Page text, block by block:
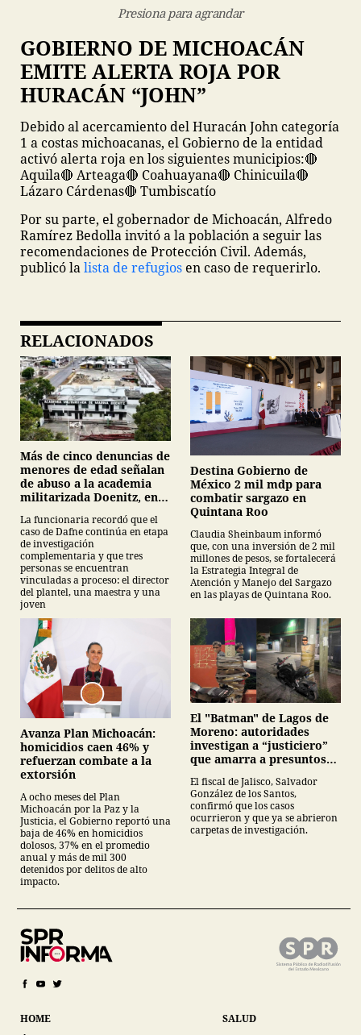
Presiona para agrandar
GOBIERNO DE MICHOACÁN
EMITE ALERTA ROJA POR
HURACÁN “JOHN”
Debido al acercamiento del Huracán John categoría
1 a costas michoacanas, el Gobierno de la entidad
activó alerta roja en los siguientes municipios:🔴
Aquila🔴 Arteaga🔴 Coahuayana🔴 Chinicuila🔴
Lázaro Cárdenas🔴 Tumbiscatío
Por su parte, el gobernador de Michoacán, Alfredo
Ramírez Bedolla invitó a la población a seguir las
recomendaciones de Protección Civil. Además,
publicó lalista de refugios en caso de requerirlo.
RELACIONADOS
Más de cinco denuncias de
menores de edad señalan
de abuso a la academia
militarizada Doenitz, en
La funcionaria recordó que el
caso de Dafne continúa en etapa
de investigación
complementaria y que tres
personas se encuentran
vinculadas a proceso: el director
del plantel, una maestra y una
joven
Destina Gobierno de
México 2 mil mdp para
combatir sargazo en
Quintana Roo
Claudia Sheinbaum informó
que, con una inversión de 2 mil
millones de pesos, se fortalecerá
la Estrategia Integral de
Atención y Manejo del Sargazo
en las playas de Quintana Roo.
Avanza Plan Michoacán:
homicidios caen 46% y
refuerzan combate a la
extorsión
A ocho meses del Plan
Michoacán por la Paz y la
Justicia, el Gobierno reportó una
baja de 46% en homicidios
dolosos, 37% en el promedio
anual y más de mil 300
detenidos por delitos de alto
impacto.
El "Batman" de Lagos de
Moreno: autoridades
investigan a “justiciero”
que amarra a presuntos
El fiscal de Jalisco, Salvador
González de los Santos,
confirmó que los casos
ocurrieron y que ya se abrieron
carpetas de investigación.
HOME
SALUD